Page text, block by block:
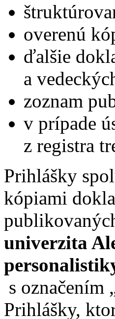
overenú
ďalšie
a
zoznam
v prípade
z registra
Prihlášky
kópiami
univerzita
s označením
Prihlášky,